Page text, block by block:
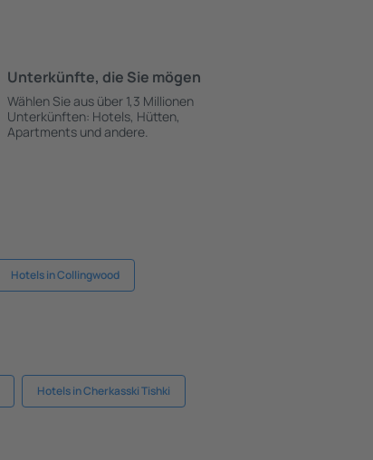
Unterkünfte, die Sie mögen
Wählen Sie aus über 1,3 Millionen
Unterkünften: Hotels, Hütten,
Apartments und andere.
Hotels in Collingwood
Hotels in Cherkasski Tishki